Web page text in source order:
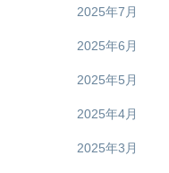
2025年7月
2025年6月
2025年5月
2025年4月
2025年3月